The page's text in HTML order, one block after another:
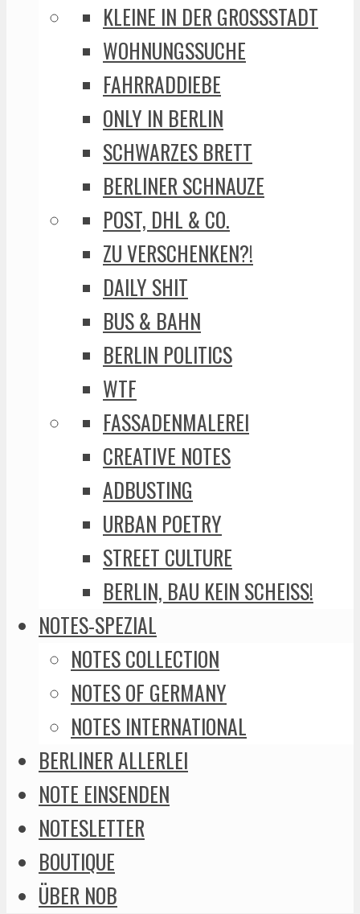
KLEINE IN DER GROSSSTADT
WOHNUNGSSUCHE
FAHRRADDIEBE
ONLY IN BERLIN
SCHWARZES BRETT
BERLINER SCHNAUZE
POST, DHL & CO.
ZU VERSCHENKEN?!
DAILY SHIT
BUS & BAHN
BERLIN POLITICS
WTF
FASSADENMALEREI
CREATIVE NOTES
ADBUSTING
URBAN POETRY
STREET CULTURE
BERLIN, BAU KEIN SCHEISS!
NOTES-SPEZIAL
NOTES COLLECTION
NOTES OF GERMANY
NOTES INTERNATIONAL
BERLINER ALLERLEI
NOTE EINSENDEN
NOTESLETTER
BOUTIQUE
ÜBER NOB